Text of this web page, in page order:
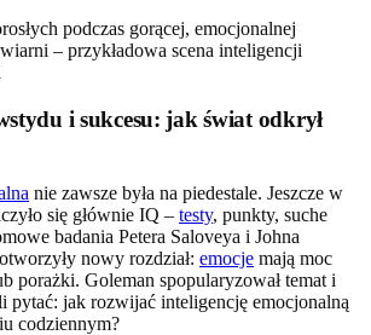
i sukcesu: jak świat odkrył
nie zawsze była na piedestale. Jeszcze w
się głównie IQ – testy, punkty, suche
badania Petera Saloveya i Johna
nowy rozdział: emocje mają moc
porażki. Goleman spopularyzował temat i
pytać: jak rozwijać inteligencję emocjonalną
codziennym?